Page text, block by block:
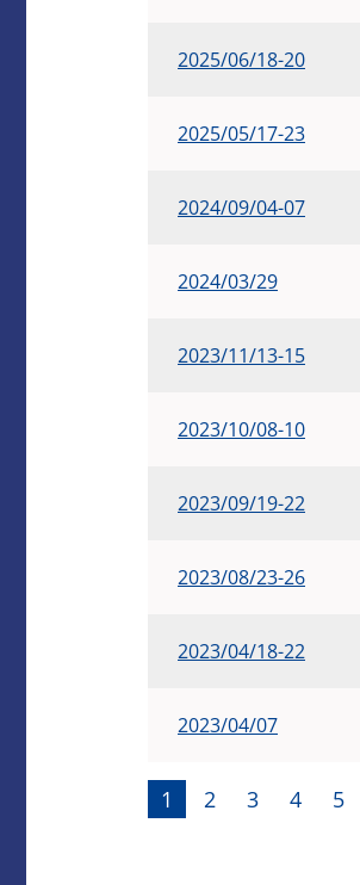
2025/06/18-20
2025/05/17-23
2024/09/04-07
2024/03/29
2023/11/13-15
2023/10/08-10
2023/09/19-22
2023/08/23-26
​2023/04/18-22
2023/04/07
1 2 3 4 5